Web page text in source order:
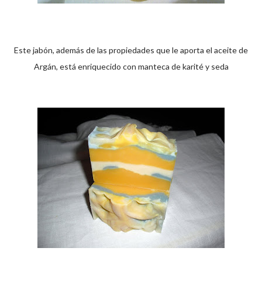
Este jabón, además de las propiedades que le aporta el aceite de
Argán, está enriquecido con manteca de karité y seda